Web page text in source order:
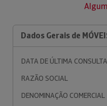
Dados Gerais de
DATA DE ÚLTIMA CONSULTA
RAZÃO SOCIAL
DENOMINAÇÃO COMERCIAL